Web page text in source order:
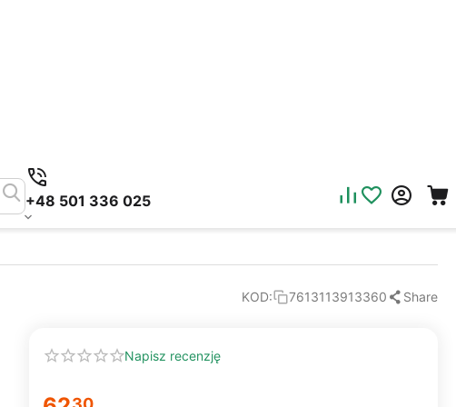
+48 501 336 025
KOD: 7613113913360 Share
Napisz recenzję